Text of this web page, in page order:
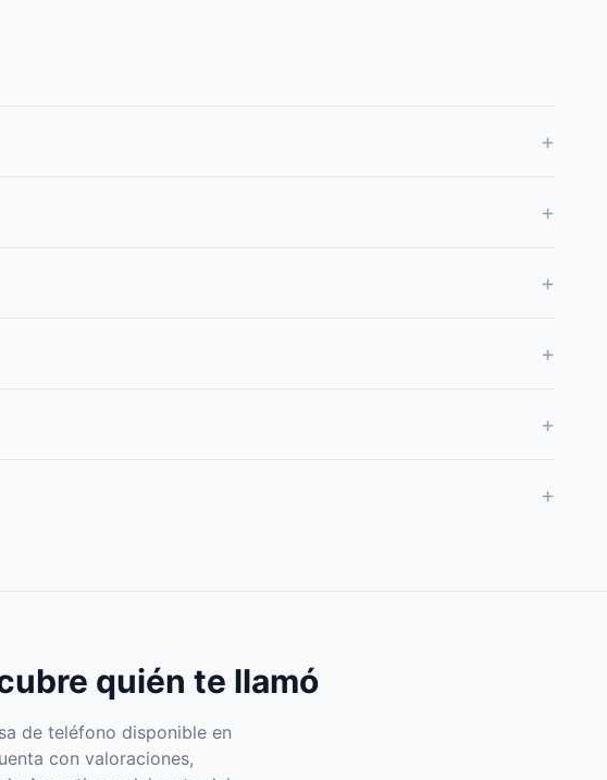
+
+
+
+
+
+
quién te llamó
de teléfono disponible en
con valoraciones,